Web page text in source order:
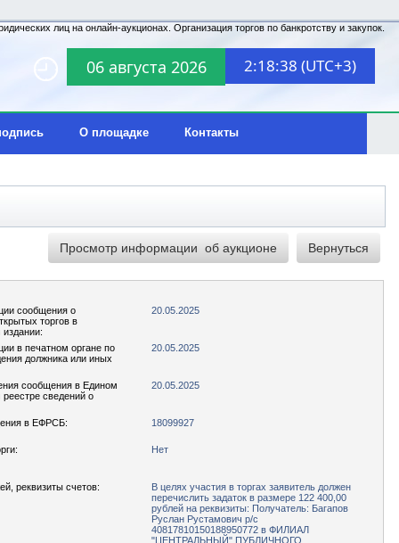
06 августа 2026 2:18:38 (UTC+3)
лиц на онлайн-аукционах. Организация торгов по банкротству и закупок.
О площадке Контакты
сообщения о
торгов в
20.05.2025
в печатном органе по
должника или иных
20.05.2025
сообщения в Едином
сведений о
20.05.2025
в ЕФРСБ: 18099927
Нет
реквизиты счетов:
В целях участия в торгах заявитель должен
перечислить задаток в размере 122 400,00
рублей на реквизиты: Получатель: Багапов
Руслан Рустамович р/с
40817810150188950772 в ФИЛИАЛ
"ЦЕНТРАЛЬНЫЙ" ПУБЛИЧНОГО